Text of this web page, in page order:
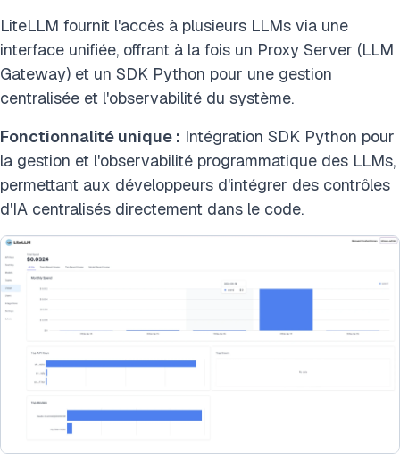
LiteLLM fournit l'accès à plusieurs LLMs via une
interface unifiée, offrant à la fois un Proxy Server (LLM
Gateway) et un SDK Python pour une gestion
centralisée et l'observabilité du système.
Fonctionnalité unique : Intégration SDK Python pour
la gestion et l'observabilité programmatique des LLMs,
permettant aux développeurs d'intégrer des contrôles
d'IA centralisés directement dans le code.